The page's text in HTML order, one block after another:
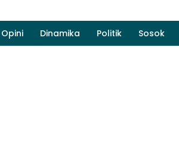
Opini Dinamika Politik Sosok